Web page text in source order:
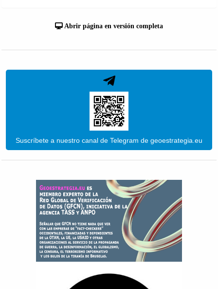
Abrir página en versión completa
Suscríbete a nuestro canal de Telegram de geoestrategia.eu